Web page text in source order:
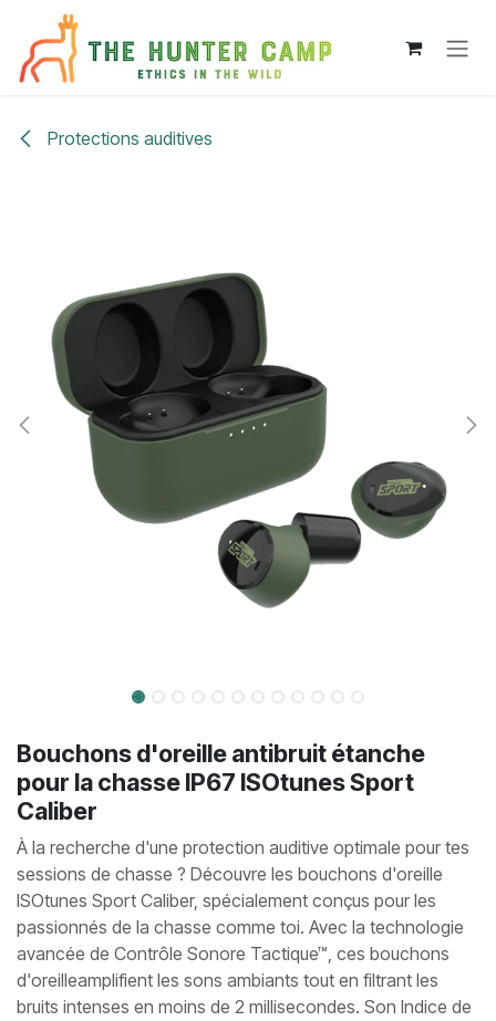
Se rendre au contenu
Protections auditives
Bouchons d'oreille antibruit étanche
pour la chasse IP67 ISOtunes Sport
Caliber
À la recherche d'une protection auditive optimale pour tes
sessions de chasse ? Découvre les bouchons d'oreille
ISOtunes Sport Caliber, spécialement conçus pour les
passionnés de la chasse comme toi. Avec la technologie
avancée de Contrôle Sonore Tactique™, ces bouchons
d'oreilleamplifient les sons ambiants tout en filtrant les
bruits intenses en moins de 2 millisecondes. Son Indice de